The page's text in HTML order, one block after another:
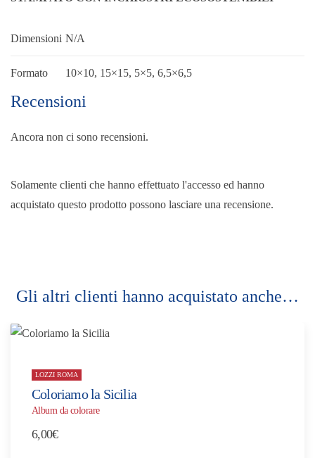
Dimensioni N/A
Formato 10×10, 15×15, 5×5, 6,5×6,5
Recensioni
Ancora non ci sono recensioni.
Solamente clienti che hanno effettuato l'accesso ed hanno
acquistato questo prodotto possono lasciare una recensione.
Gli altri clienti hanno acquistato anche…
LOZZI ROMA
Coloriamo la Sicilia
Album da colorare
6,00€